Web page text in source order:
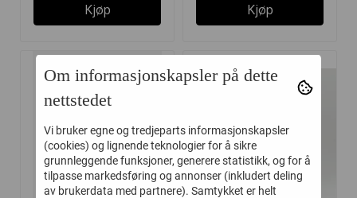
Kjøp Kjøp
-35% -35%
Om informasjonskapsler på dette
nettstedet
Vi bruker egne og tredjeparts informasjonskapsler
(cookies) og lignende teknologier for å sikre
grunnleggende funksjoner, generere statistikk, og for å
tilpasse markedsføring og annonser (inkludert deling
av brukerdata med partnere). Samtykket er helt